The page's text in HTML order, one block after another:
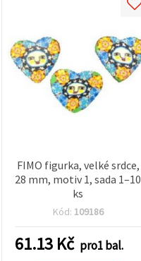
FIMO figurka, velké srdce,
28 mm, motiv 1, sada 1–10
ks
Kód: 109186
61.13 Kč pro1 bal.